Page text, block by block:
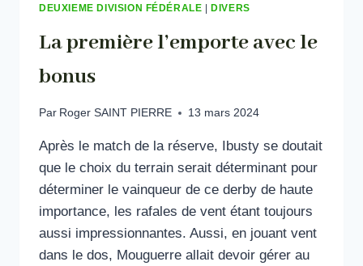
DEUXIEME DIVISION FÉDÉRALE DIVERS
La première l’emporte avec le
bonus
Par Roger SAINT PIERRE 13 mars 2024
Après le match de la réserve, Ibusty se doutait
que le choix du terrain serait déterminant pour
déterminer le vainqueur de ce derby de haute
importance, les rafales de vent étant toujours
aussi impressionnantes. Aussi, en jouant vent
dans le dos, Mouguerre allait devoir gérer au